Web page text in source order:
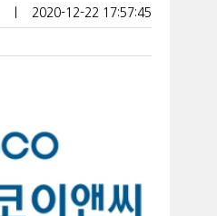
2020-12-22 17:57:45